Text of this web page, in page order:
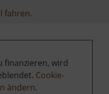
fahren.
finanzieren, wird
Cookie-
ändern.